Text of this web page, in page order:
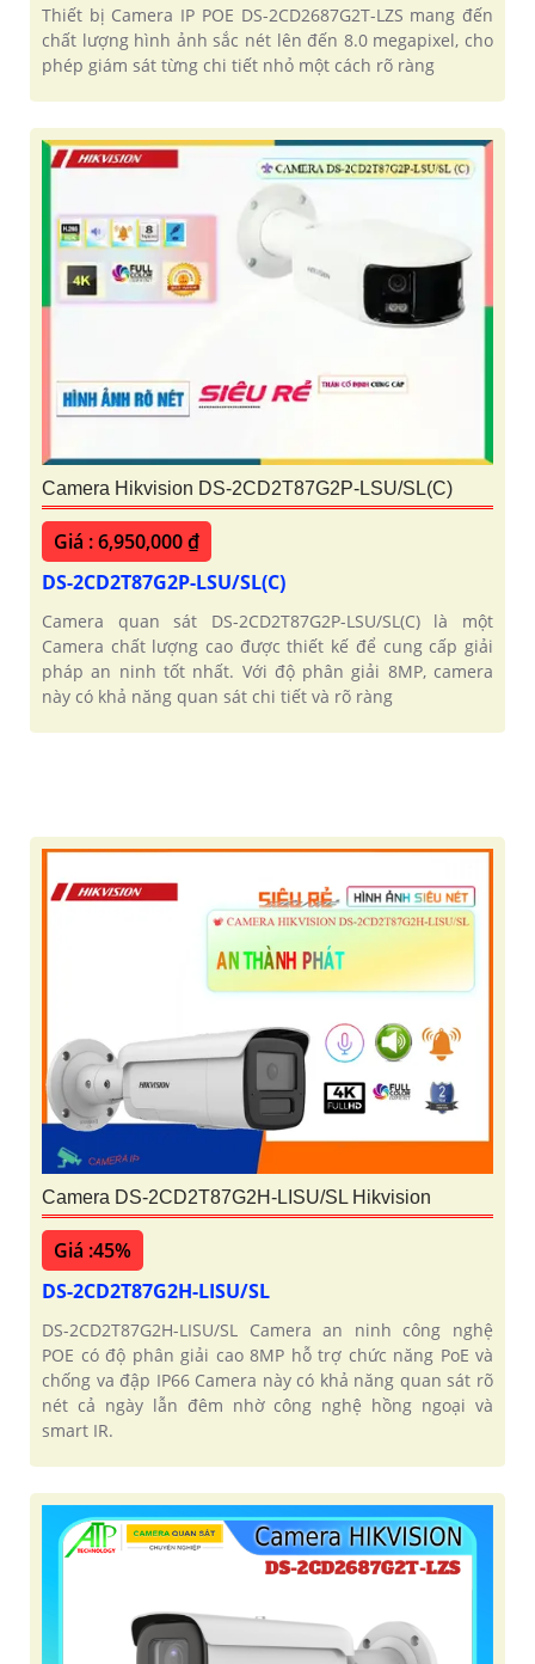
Thiết bị Camera IP POE DS-2CD2687G2T-LZS mang đến
chất lượng hình ảnh sắc nét lên đến 8.0 megapixel, cho
phép giám sát từng chi tiết nhỏ một cách rõ ràng
Camera Hikvision DS-2CD2T87G2P-LSU/SL(C)
Giá : 6,950,000 ₫
DS-2CD2T87G2P-LSU/SL(C)
Camera quan sát DS-2CD2T87G2P-LSU/SL(C) là một
Camera chất lượng cao được thiết kế để cung cấp giải
pháp an ninh tốt nhất. Với độ phân giải 8MP, camera
này có khả năng quan sát chi tiết và rõ ràng
Camera DS-2CD2T87G2H-LISU/SL Hikvision
Giá :45%
DS-2CD2T87G2H-LISU/SL
DS-2CD2T87G2H-LISU/SL Camera an ninh công nghệ
POE có độ phân giải cao 8MP hỗ trợ chức năng PoE và
chống va đập IP66 Camera này có khả năng quan sát rõ
nét cả ngày lẫn đêm nhờ công nghệ hồng ngoại và
smart IR.